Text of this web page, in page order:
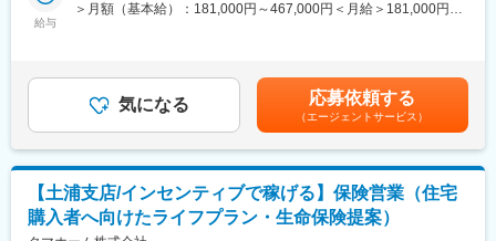
■同社の魅力：
アメリカを訪れたときに感じたこの想いこそ、タマホームの原点
です。同社は「HAPPY Life HAPPY Home タマホーム」のCMで
おなじみの低価格良質住宅市場のリーディングカンパニーです。
低価格×良品質が同社の強みであり、独自の流通／調達／工事を導
入したことで一般的な住宅坪単価の約半分の値段を実現していま
す。さらに住宅性能も7項目中6項目が最高等級を取得し、低価格
×良品質の注文住宅を実現しています。
・お客様ニーズに合わせた住宅ローンのご提案
・同社で建築されたお客様へ火災保険の販売および住宅営業担当
者の販売支援（火災保険は基本的には住宅営業担当者が販売致し
社の乗合代理店のため複数の商品から厳選してご提案が可能で
す）
給与
＞月額（基本給）：181,000円～467,000円＜月給＞181,000円～
す。■昇給：年1回（6月）■賞与：年2回（6、12月）※業績連動型
賃金はあくまでも目安の金額であり、選考を通じて上下する可能
性があります。月給(月額)は固定手当を含めた表記です。
気になる 応募依頼する
（エージェントサービス）
【土浦支店/インセンティブで稼げる】保険営業（住宅
購入者へ向けたライフプラン・生命保険提案）